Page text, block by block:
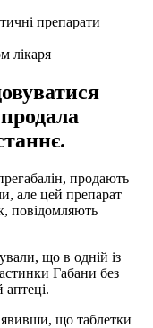
лікаря
продають
але цей препарат
повідомляють
що в одній із
Габани без
аптеці.
що таблетки